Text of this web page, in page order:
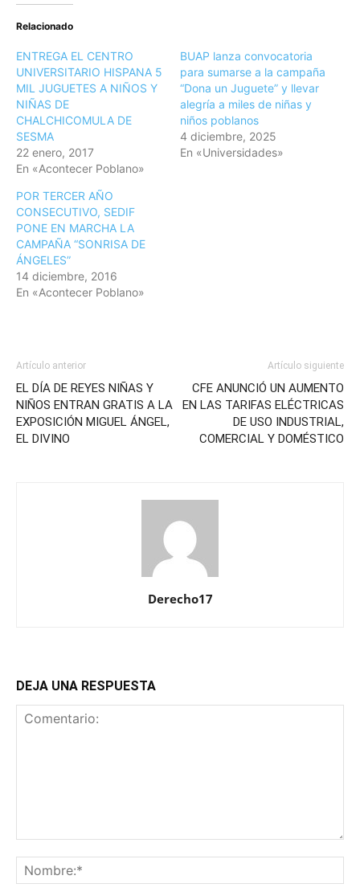
Relacionado
ENTREGA EL CENTRO
UNIVERSITARIO HISPANA 5
MIL JUGUETES A NIÑOS Y
NIÑAS DE
CHALCHICOMULA DE
SESMA
22 enero, 2017
En «Acontecer Poblano»
BUAP lanza convocatoria
para sumarse a la campaña
“Dona un Juguete” y llevar
alegría a miles de niñas y
niños poblanos
4 diciembre, 2025
En «Universidades»
POR TERCER AÑO
CONSECUTIVO, SEDIF
PONE EN MARCHA LA
CAMPAÑA “SONRISA DE
ÁNGELES”
14 diciembre, 2016
En «Acontecer Poblano»
Artículo anterior
EL DÍA DE REYES NIÑAS Y
NIÑOS ENTRAN GRATIS A LA
EXPOSICIÓN MIGUEL ÁNGEL,
EL DIVINO
Artículo siguiente
CFE ANUNCIÓ UN AUMENTO
EN LAS TARIFAS ELÉCTRICAS
DE USO INDUSTRIAL,
COMERCIAL Y DOMÉSTICO
Derecho17
DEJA UNA RESPUESTA